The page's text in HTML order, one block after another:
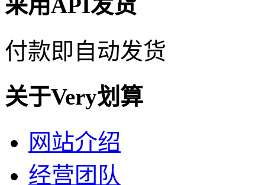
采用API发货
付款即自动发货
关于Very划算
网站介绍
经营团队